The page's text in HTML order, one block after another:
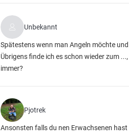
Unbekannt
Spätestens wenn man Angeln möchte
Übrigens finde ich es schon wieder zum
immer?
Pjotrek
Ansonsten falls du nen Erwachsenen